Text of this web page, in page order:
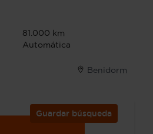
81.000 km
Automática
Benidorm
Guardar búsqueda